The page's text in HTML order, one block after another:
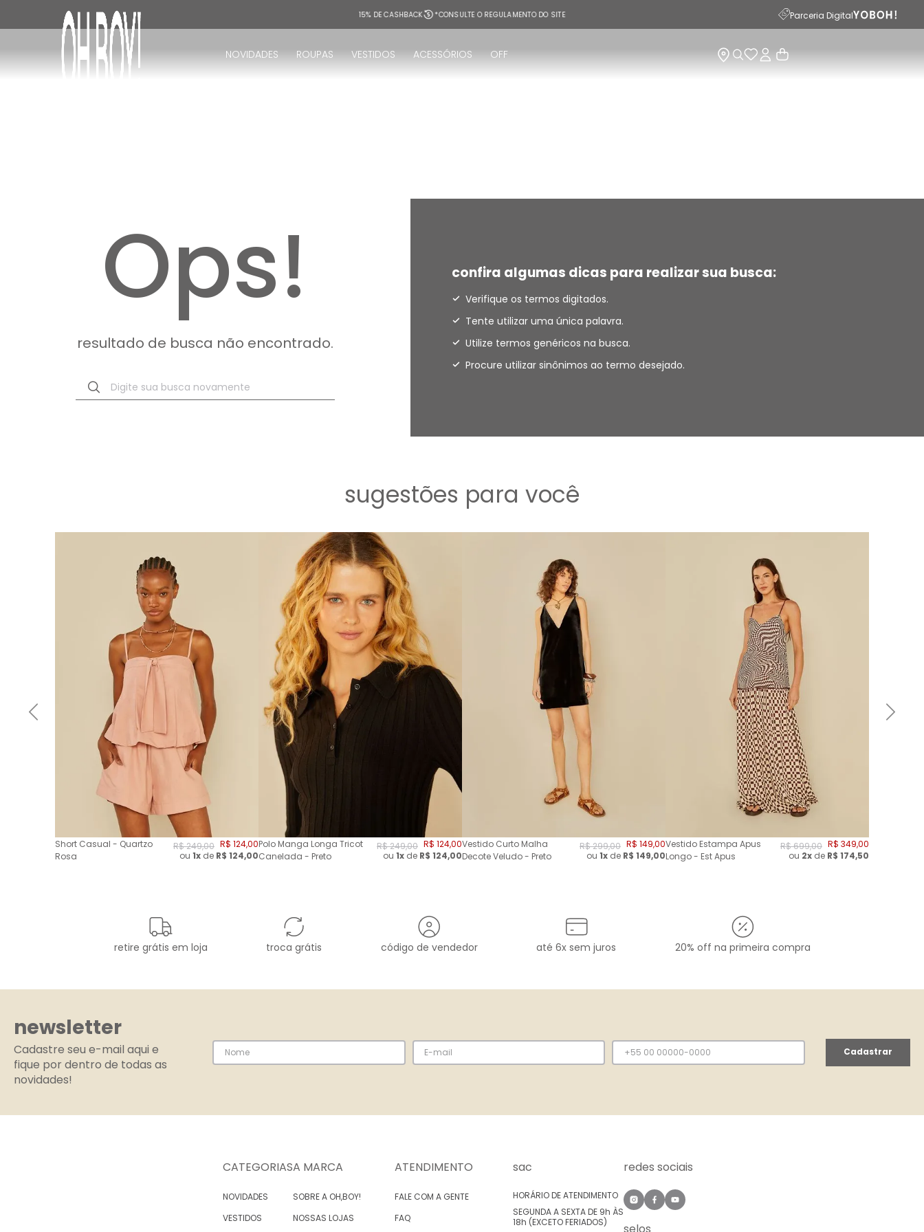
15% DE CASHBACK *CONSULTE O REGULAMENTO DO SITE Parceria Digital
NOVIDADES ROUPAS VESTIDOS ACESSÓRIOS OFF
Ops!
resultado de busca não encontrado.
Digite sua busca novamente
confira algumas dicas para realizar sua busca:
Verifique os termos digitados.
Tente utilizar uma única palavra.
Utilize termos genéricos na busca.
Procure utilizar sinônimos ao termo desejado.
sugestões para você
Short Casual - Quartzo
Rosa
R$249,00 R$ 124,00
ou 1x de R$ 124,00
Polo Manga Longa Tricot
Canelada - Preto
R$249,00 R$ 124,00
ou 1x de R$ 124,00
Vestido Curto Malha
Decote Veludo - Preto
R$299,00 R$ 149,00
ou 1x de R$ 149,00
Vestido Estampa Apus
Longo - Est Apus
R$699,00 R$ 349,00
ou 2x de R$ 174,50
retire grátis em loja troca grátis código de vendedor até 6x sem juros 20% off na primeira compra
newsletter
Cadastre seu e-mail aqui e
fique por dentro de todas as
novidades!
Cadastrar
CATEGORIAS
NOVIDADES
VESTIDOS
A MARCA
SOBRE A OH,BOY!
NOSSAS LOJAS
ATENDIMENTO
FALE COM A GENTE
FAQ
sac
HORÁRIO DE ATENDIMENTO
SEGUNDA A SEXTA DE 9h ÀS
18h (EXCETO FERIADOS)
redes sociais
TERMOS MAIS BUSCADOS
vestido
vestido longo